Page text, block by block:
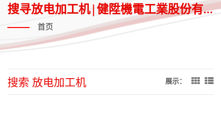
搜寻放电加工机|健陞機電工業股份有
限公司首页
搜索 放电加工机 展示：